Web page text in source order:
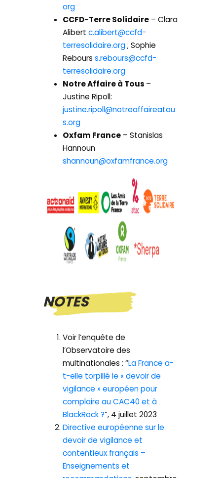
org
CCFD-Terre Solidaire – Clara
Alibertc.alibert@ccfd-
terresolidaire.org; Sophie
Rebourss.rebours@ccfd-
terresolidaire.org
Notre Affaire à Tous –
Justine Ripoll:
justine.ripoll@notreaffaireatou
s.org
Oxfam France – Stanislas
Hannoun
shannoun@oxfamfrance.org
NOTES
Voir l’enquête de
l’Observatoire des
multinationales : “La France a-
t-elle torpillé le « devoir de
vigilance » européen pour
complaire au CAC40 et à
BlackRock ?”, 4 juillet 2023
Directive européenne sur le
devoir de vigilance et
contentieux français –
Enseignements et